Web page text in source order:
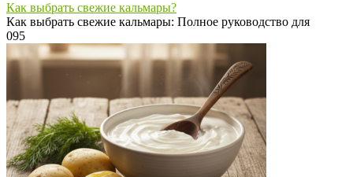
Как выбрать свежие кальмары?
Как выбрать свежие кальмары: Полное руководство для
095